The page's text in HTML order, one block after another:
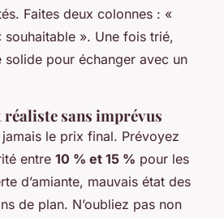
Faites deux colonnes : «
souhaitable ». Une fois trié,
solide pour échanger avec un
sans imprévus
jamais le prix final. Prévoyez
entre 10 % et 15 % pour les
d’amiante, mauvais état des
de plan. N’oubliez pas non